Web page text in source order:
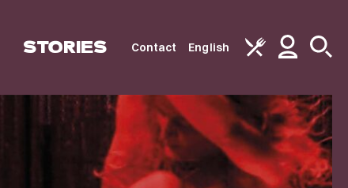
STORIES Contact English